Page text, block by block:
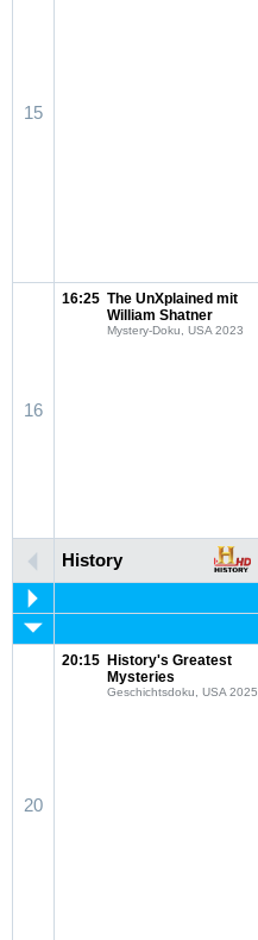
15
16
16:25 The UnXplained mit
William Shatner
Mystery-Doku, USA 2023
History
20
20:15 History's Greatest
Mysteries
Geschichtsdoku, USA 2025